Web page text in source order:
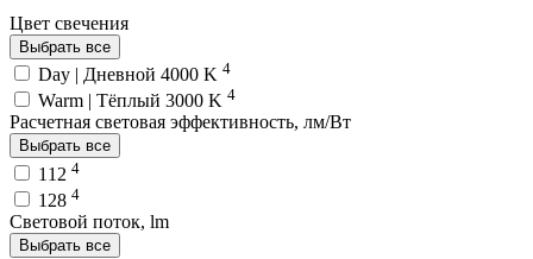
Цвет свечения
Выбрать все
Day | Дневной 4000 K 4
Warm | Тёплый 3000 K 4
Расчетная световая эффективность, лм/Вт
Выбрать все
112 4
128 4
Световой поток, lm
Выбрать все